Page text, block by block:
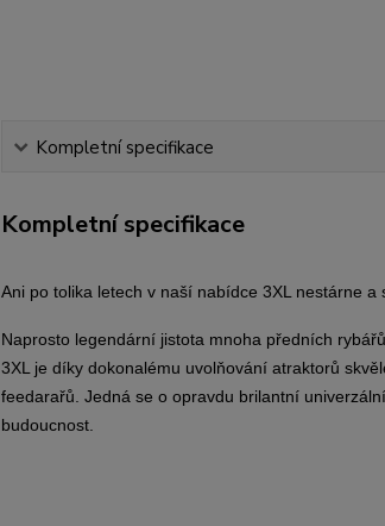
Kompletní specifikace
Kompletní specifikace
Ani po tolika letech v naší nabídce 3XL nestárne
Naprosto legendární jistota mnoha předních
3XL je díky dokonalému uvolňování atraktorů
feedarařů. Jedná se o opravdu brilantní
budoucnost.